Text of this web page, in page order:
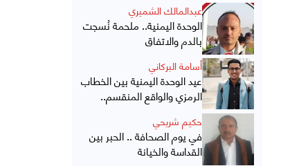
عبدالمالك الشميري
الوحدة اليمنية.. ملحمة نُسجت
بالدم والاتفاق
أسامة البركاني
عيد الوحدة اليمنية بين الخطاب
الرمزي والواقع المنقسم..
حكيم شريحي
في يوم الصحافة .. الحبر بين
القداسة والخيانة